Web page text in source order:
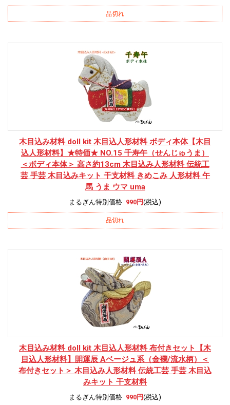
品切れ
木目込み材料 doll kit 木目込人形材料 ボディ本体【木目
込人形材料】★特価★ NO.15 千寿午（せんじゅうま）
＜ボディ本体＞ 高さ約13cm 木目込み人形材料 伝統工
芸 手芸 木目込みキット 干支材料 きめこみ 人形材料 午
馬 うま ウマ uma
まるぎん特別価格 990円(税込)
品切れ
木目込み材料 doll kit 木目込人形材料 布付きセット
【木
目込人形材料】開運辰 Aベージュ系（金襴/流水柄）＜
布付きセット＞ 木目込み人形材料 伝統工芸 手芸 木目込
みキット 干支材料
まるぎん特別価格 990円(税込)